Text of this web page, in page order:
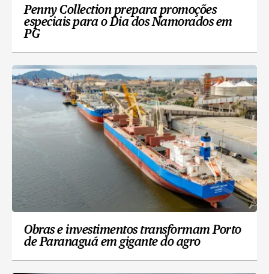
Penny Collection prepara promoções
especiais para o Dia dos Namorados em
PG
Obras e investimentos transformam Porto
de Paranaguá em gigante do agro